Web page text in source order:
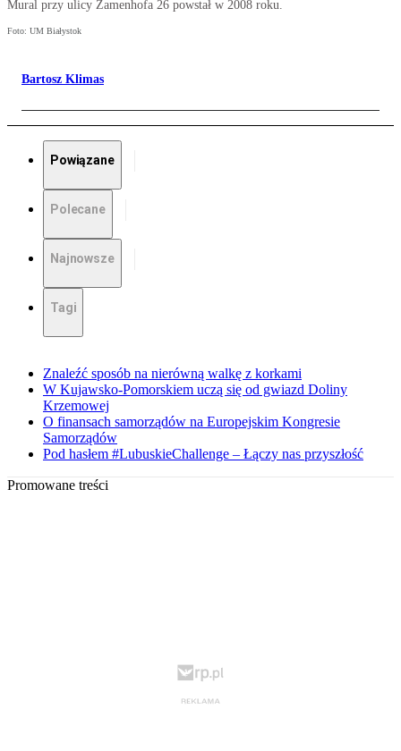
Mural przy ulicy Zamenhofa 26 powstał w 2008 roku.
Foto: UM Białystok
Bartosz Klimas
Powiązane
Polecane
Najnowsze
Tagi
Znaleźć sposób na nierówną walkę z korkami
W Kujawsko-Pomorskiem uczą się od gwiazd Doliny
Krzemowej
O finansach samorządów na Europejskim Kongresie
Samorządów
Pod hasłem #LubuskieChallenge – Łączy nas przyszłość
Promowane treści